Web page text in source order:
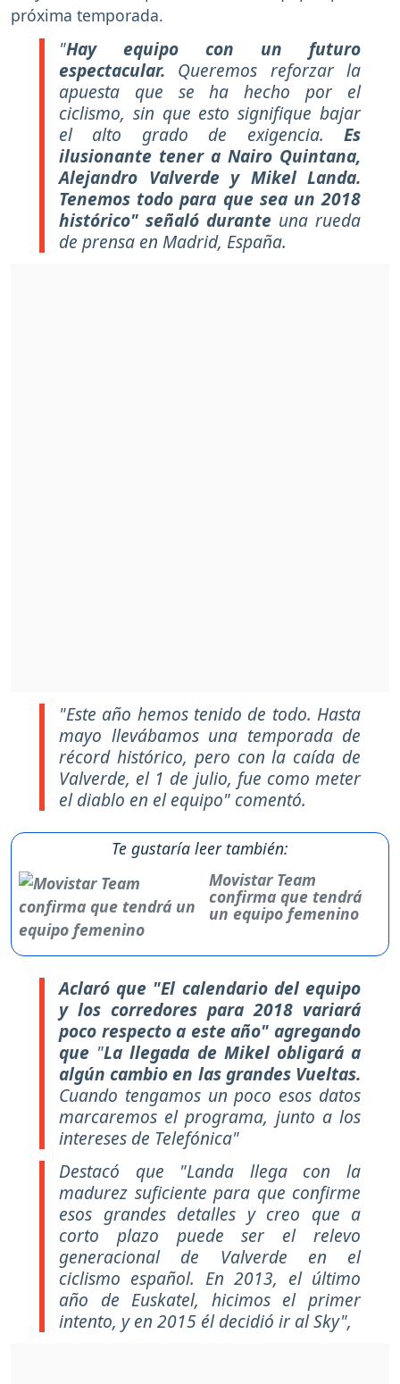
próxima temporada.
"Hay equipo con un futuro
espectacular. Queremos reforzar la
apuesta que se ha hecho por el
ciclismo, sin que esto signifique bajar
el alto grado de exigencia. Es
ilusionante tener a Nairo Quintana,
Alejandro Valverde y Mikel Landa.
Tenemos todo para que sea un 2018
histórico" señaló durante una rueda
de prensa en Madrid, España.
"Este año hemos tenido de todo. Hasta
mayo llevábamos una temporada de
récord histórico, pero con la caída de
Valverde, el 1 de julio, fue como meter
el diablo en el equipo" comentó.
Te gustaría leer también:
Movistar Team
confirma que tendrá
un equipo femenino
Aclaró que "El calendario del equipo
y los corredores para 2018 variará
poco respecto a este año" agregando
que "La llegada de Mikel obligará a
algún cambio en las grandes Vueltas.
Cuando tengamos un poco esos datos
marcaremos el programa, junto a los
intereses de Telefónica"
Destacó que "Landa llega con la
madurez suficiente para que confirme
esos grandes detalles y creo que a
corto plazo puede ser el relevo
generacional de Valverde en el
ciclismo español. En 2013, el último
año de Euskatel, hicimos el primer
intento, y en 2015 él decidió ir al Sky",